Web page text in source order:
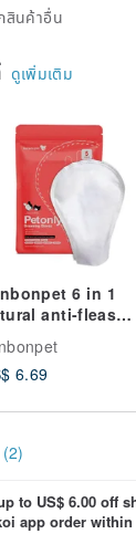
สินค้าอื่น
ดูเพิ่มเติม
6 in 1
anti-fleas
for Dogs &
6.69
to US$ 6.00 off
app order within